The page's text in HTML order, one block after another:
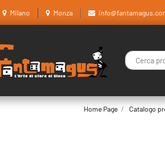
Milano Monza
La modifica
Home Page Catalogo